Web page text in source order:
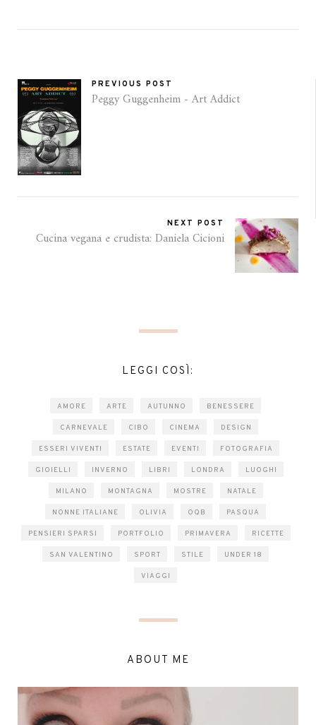
PREVIOUS POST
Peggy Guggenheim - Art Addict
NEXT POST
Cucina vegana e crudista: Daniela Cicioni
LEGGI COSÌ:
AMORE ARTE AUTUNNO BENESSERE
CARNEVALE CIBO CINEMA DESIGN
ESSERI VIVENTI ESTATE EVENTI FOTOGRAFIA
GIOIELLI INVERNO LIBRI LONDRA LUOGHI
MILANO MONTAGNA MOSTRE NATALE
NONNE ITALIANE OLIVIA OQB PASQUA
PENSIERI SPARSI PORTFOLIO PRIMAVERA RICETTE
SAN VALENTINO SPORT STILE UNDER 18
VIAGGI
ABOUT ME